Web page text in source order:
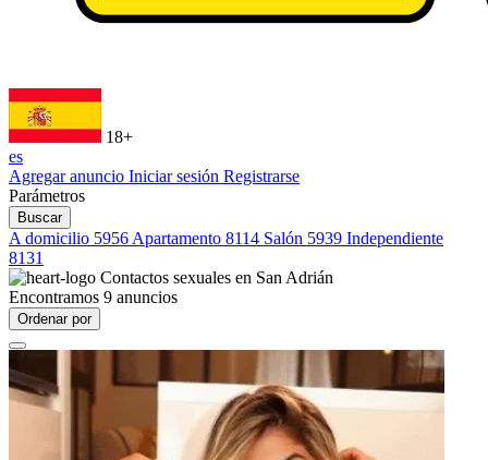
18+
es
Agregar anuncio Iniciar sesión Registrarse
Parámetros
Buscar
A domicilio 5956 Apartamento 8114 Salón 5939 Independiente
8131
Contactos sexuales en San Adrián
Encontramos 9 anuncios
Ordenar por